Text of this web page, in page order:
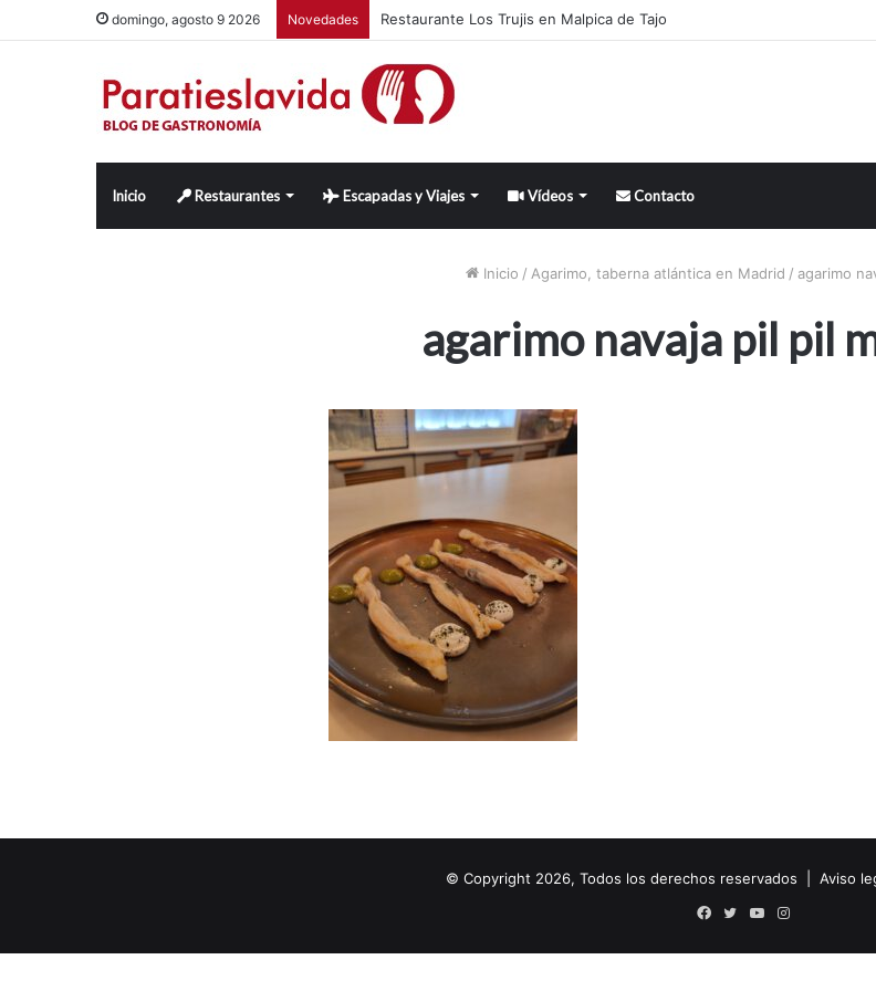
domingo, agosto 9 2026 Novedades Restaurante Los Trujis en Malpica de Tajo
Inicio Restaurantes Escapadas y Viajes Vídeos Contacto
Inicio / Agarimo, taberna atlántica en Madrid / agarimo
agarimo navaja pil pil
© Copyright 2026, Todos los derechos reservados | Aviso
Facebook
TwitterYouTubeInstagram